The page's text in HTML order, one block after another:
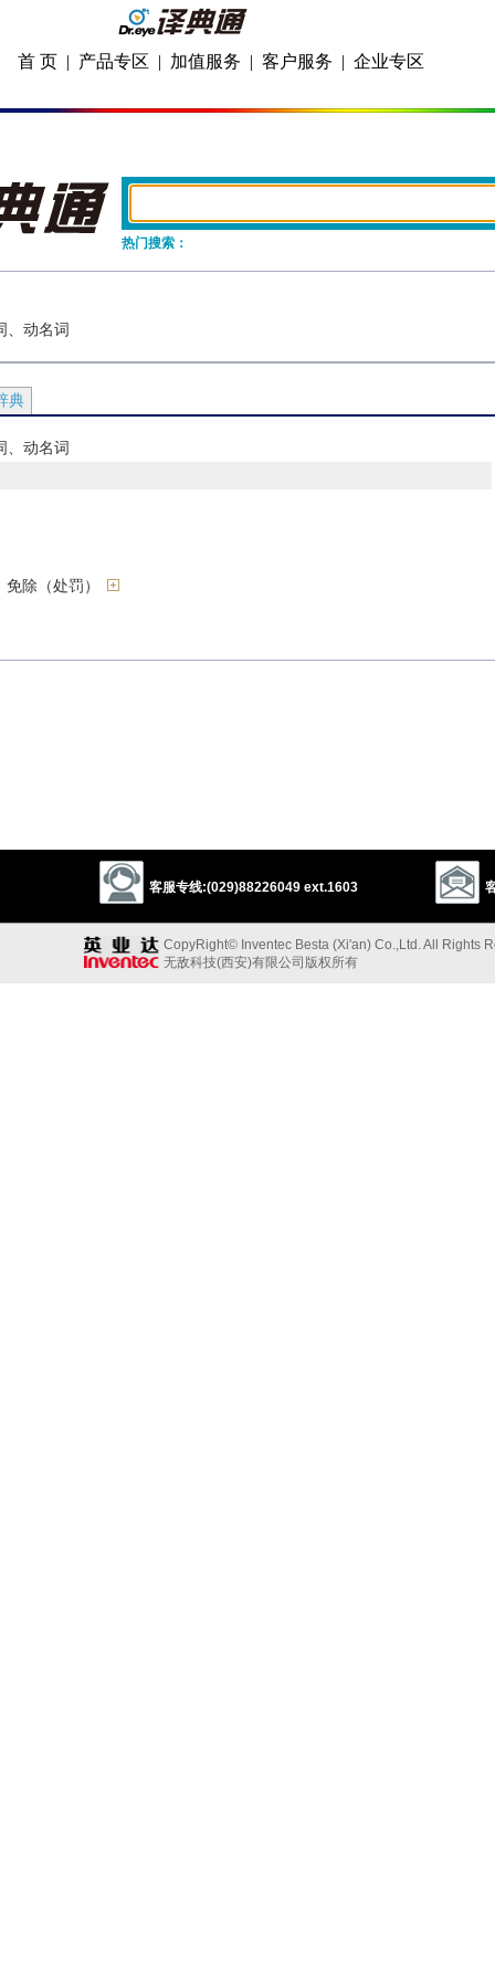
首 页 | 产品专区 | 加值服务 | 客户服务 | 企业专区
热门搜索：
、动名词
典
、动名词
除（处罚）
客服专线:(029)88226049 ext.1603
CopyRight© Inventec Besta (Xi'an) Co.,Ltd. All Rights
无敌科技(西安)有限公司版权所有